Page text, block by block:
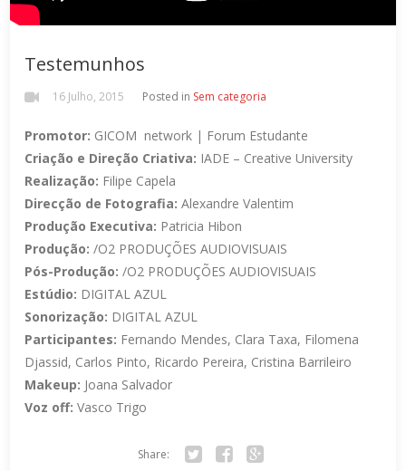
Testemunhos
16 Julho, 2015 Posted in Sem categoria
Promotor: GICOM network | Forum Estudante
Criação e Direção Criativa: IADE – Creative University
Realização: Filipe Capela
Direcção de Fotografia: Alexandre Valentim
Produção Executiva: Patricia Hibon
Produção: /O2 PRODUÇÕES AUDIOVISUAIS
Pós-Produção: /O2 PRODUÇÕES AUDIOVISUAIS
Estúdio: DIGITAL AZUL
Sonorização: DIGITAL AZUL
Participantes: Fernando Mendes, Clara Taxa, Filomena
Djassid, Carlos Pinto, Ricardo Pereira, Cristina Barrileiro
Makeup: Joana Salvador
Voz off: Vasco Trigo
Share: